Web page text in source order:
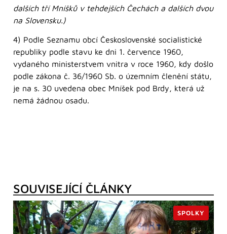
dalších tří Mníšků v tehdejších Čechách a dalších dvou
na Slovensku.)
4) Podle Seznamu obcí Československé socialistické
republiky podle stavu ke dni 1. července 1960,
vydaného ministerstvem vnitra v roce 1960, kdy došlo
podle zákona č. 36/1960 Sb. o územním členění státu,
je na s. 30 uvedena obec Mníšek pod Brdy, která už
nemá žádnou osadu.
SOUVISEJÍCÍ ČLÁNKY
SPOLKY